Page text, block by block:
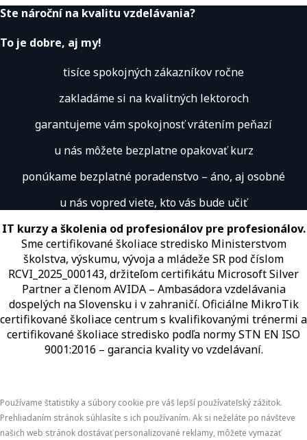
Ste nároční na kvalitu vzdelávania?
To je dobre, aj my!
tisíce spokojných zákazníkov ročne
zakladáme si na kvalitných lektoroch
garantujeme vám spokojnosť vrátením peňazí
u nás môžete bezplatne opakovať kurz
ponúkame bezplatné poradenstvo – áno, aj osobné
u nás vopred viete, kto vás bude učiť
IT kurzy a školenia od profesionálov pre profesionálov.
Sme certifikované školiace stredisko Ministerstvom
školstva, výskumu, vývoja a mládeže SR pod číslom
RCVI_2025_000143, držiteľom certifikátu Microsoft Silver
Partner a členom AVIDA – Ambasádora vzdelávania
dospelých na Slovensku i v zahraničí.​​​​​​​​​​​​​​​​ Oficiálne MikroTik
certifikované školiace centrum s kvalifikovanými trénermi ​​​​​​​​​​a
certifikované školiace stredisko podľa normy STN EN ISO
9001:2016 – garancia kvality vo vzdelávaní.
Používame štatistiky a súbory cookie pre váš lepší používateľský zážitok.
Prehliadaním stránok súhlasíte s ich používaním. Ak si neželáte po návšteve
našich web stránok dostávať personalizované reklamy, môžete vymazať